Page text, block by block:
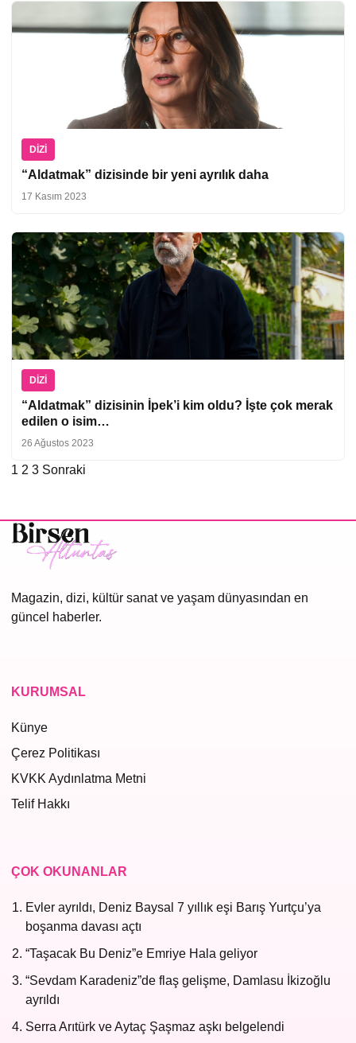
DIZI
“Aldatmak” dizisinde bir yeni ayrılık daha
17 Kasım 2023
DIZI
“Aldatmak” dizisinin İpek’i kim oldu? İşte çok merak
edilen o isim…
26 Ağustos 2023
Yazı
1 2 3 Sonraki
Magazin, dizi, kültür sanat ve yaşam dünyasından en
güncel haberler.
KURUMSAL
Künye
Çerez Politikası
KVKK Aydınlatma Metni
Telif Hakkı
ÇOK OKUNANLAR
Evler ayrıldı, Deniz Baysal 7 yıllık eşi Barış Yurtçu’ya
boşanma davası açtı
“Taşacak Bu Deniz”e Emriye Hala geliyor
“Sevdam Karadeniz”de flaş gelişme, Damlasu İkizoğlu
ayrıldı
Serra Arıtürk ve Aytaç Şaşmaz aşkı belgelendi